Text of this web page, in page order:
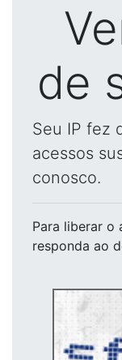
de
Seu IP fez
acessos
conosco.
Para liberar o
responda ao